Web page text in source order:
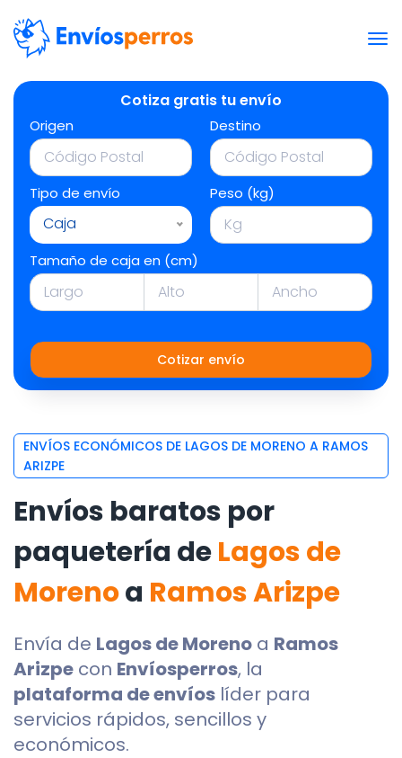
Cotiza gratis tu envío
Origen Destino
Tipo de envío
Caja
Peso (kg)
Tamaño de caja en (cm)
Cotizar envío
ENVÍOS ECONÓMICOS DE LAGOS DE MORENO A RAMOS
ARIZPE
Envíos baratos por
paquetería deLagos de
Morenoa Ramos Arizpe
Envía de Lagos de Moreno a Ramos
Arizpe con Envíosperros, la
plataforma de envíos líder para
servicios rápidos, sencillos y
económicos.